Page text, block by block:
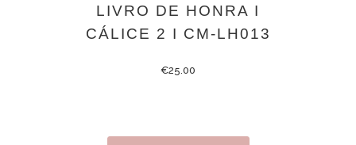
LIVRO DE HONRA I
CÁLICE 2 I CM-LH013
€25.00